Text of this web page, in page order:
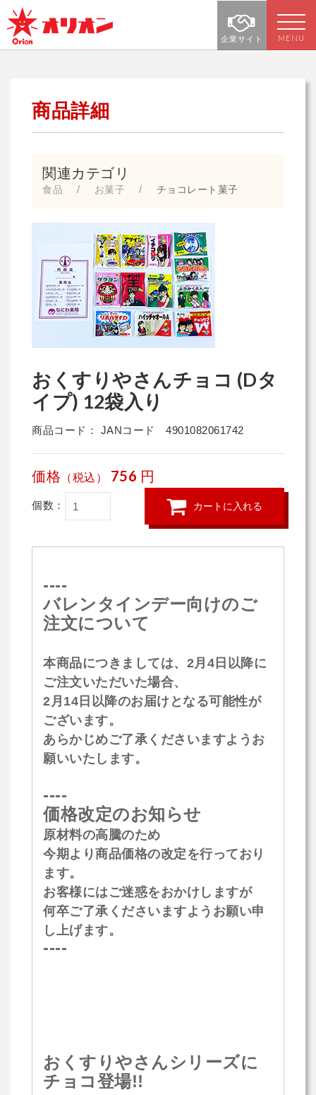
企業サイト MENU
商品詳細
関連カテゴリ
食品 お菓子 チョコレート菓子
おくすりやさんチョコ (Dタ
イプ) 12袋入り
商品コード： JANコード 4901082061742
価格 （税込） 756 円
個数： カートに入れる
----
バレンタインデー向けのご
注文について
本商品につきましては、2月4日以降に
ご注文いただいた場合、
2月14日以降のお届けとなる可能性が
ございます。
あらかじめご了承くださいますようお
願いいたします。
----
価格改定のお知らせ
原材料の高騰のため
今期より商品価格の改定を行っており
ます。
お客様にはご迷惑をおかけしますが
何卒ご了承くださいますようお願い申
し上げます。
----
おくすりやさんシリーズに
チョコ登場!!